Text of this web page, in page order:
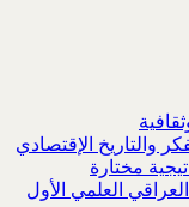
والتاريخ الإقتصادي
مختارة
العلمي الأول